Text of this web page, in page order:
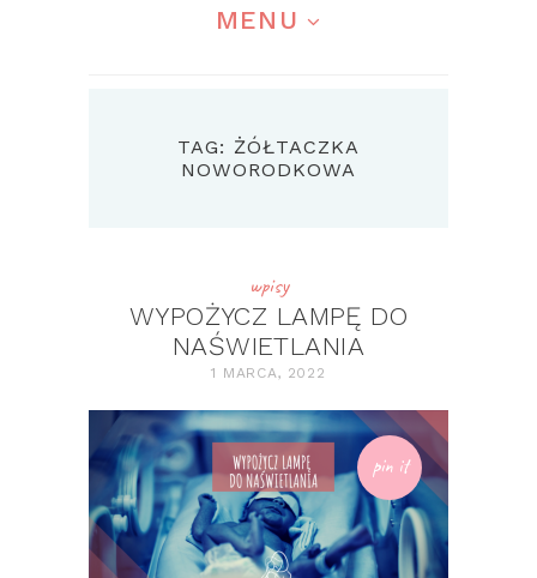
MENU
TAG: ŻÓŁTACZKA
NOWORODKOWA
wpisy
WYPOŻYCZ LAMPĘ DO
NAŚWIETLANIA
1 MARCA, 2022
pin it